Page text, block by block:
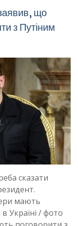
що
з Путіним
сказати
мають
Україні / фото